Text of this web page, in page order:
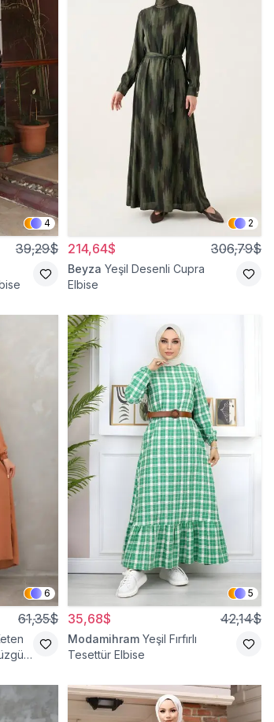
4
39,29$
2
214,64$ 306,79$
Beyza Yeşil Desenli Cupra
Elbise
6
61,35$
5
35,68$ 42,14$
Modamihram Yeşil Fırfırlı
Tesettür Elbise